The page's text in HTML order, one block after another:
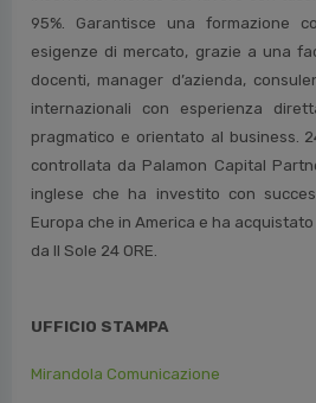
pragmatico e orientato al business.
inglese che ha investito con